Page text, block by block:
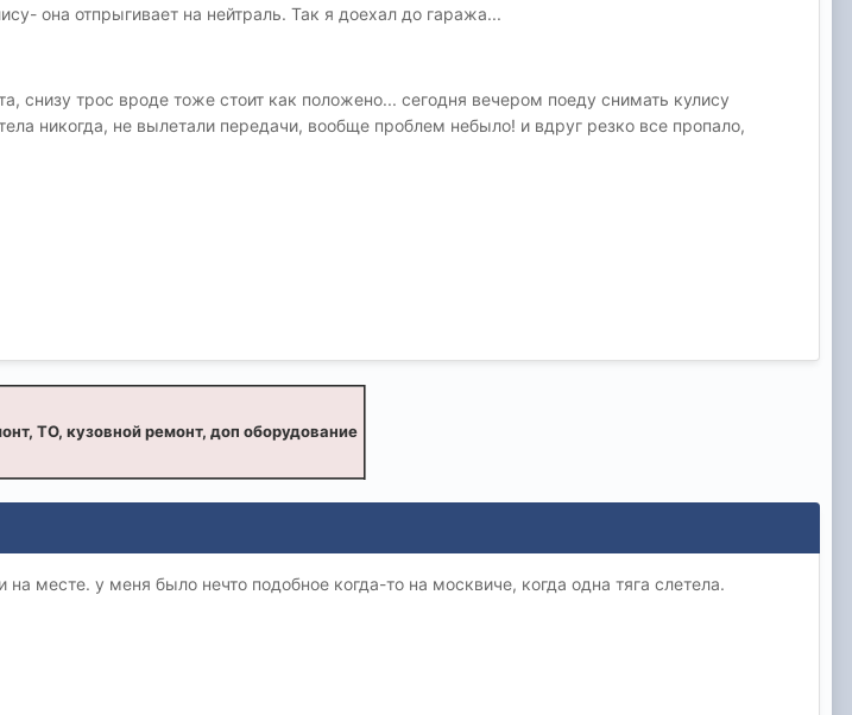
она отпрыгивает на нейтраль. Так я доехал до гаража...
снизу трос вроде тоже стоит как положено... сегодня вечером поеду снимать кулису
никогда, не вылетали передачи, вообще проблем небыло! и вдруг резко все пропало,
ТО, кузовной ремонт, доп оборудование
месте. у меня было нечто подобное когда-то на москвиче, когда одна тяга слетела.